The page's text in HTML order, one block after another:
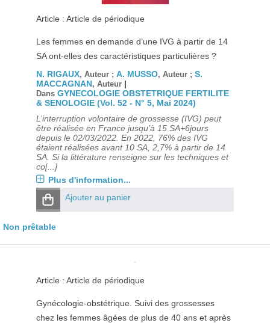
Article : Article de périodique
Les femmes en demande d’une IVG à partir de 14
SA ont-elles des caractéristiques particulières ?
N. RIGAUX, Auteur ; A. MUSSO, Auteur ; S.
MACCAGNAN, Auteur |
Dans GYNECOLOGIE OBSTETRIQUE FERTILITE
& SENOLOGIE (Vol. 52 - N° 5, Mai 2024)
L’interruption volontaire de grossesse (IVG) peut
être réalisée en France jusqu’à 15 SA+6jours
depuis le 02/03/2022. En 2022, 76% des IVG
étaient réalisées avant 10 SA, 2,7% à partir de 14
SA. Si la littérature renseigne sur les techniques et
co[...]
Plus d'information...
Ajouter au panier
Non prêtable
Article : Article de périodique
Gynécologie-obstétrique. Suivi des grossesses
chez les femmes âgées de plus de 40 ans et après